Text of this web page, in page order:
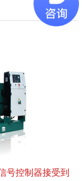
号控制器接受到